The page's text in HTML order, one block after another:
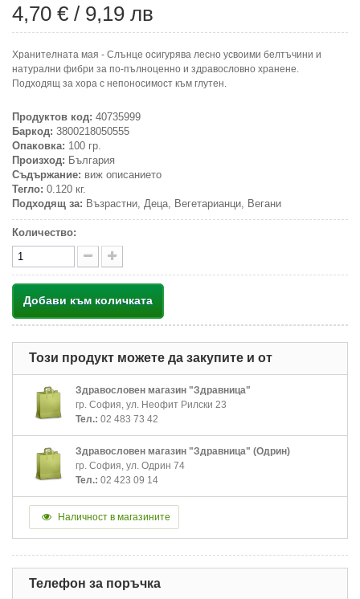
4,70 € / 9,19 лв
Хранителната мая - Слънце осигурява лесно усвоими белтъчини и
натурални фибри за по-пълноценно и здравословно хранене.
Подходящ за хора с непоносимост към глутен.
Продуктов код: 40735999
Баркод: 3800218050555
Опаковка: 100 гр.
Произход: България
Съдържание: виж описанието
Тегло: 0.120 кг.
Подходящ за: Възрастни, Деца, Вегетарианци, Вегани
Количество:
Добави към количката
Този продукт можете да закупите и от
Здравословен магазин "Здравница"
гр. София, ул. Неофит Рилски 23
Тел.: 02 483 73 42
Здравословен магазин "Здравница" (Одрин)
гр. София, ул. Одрин 74
Тел.: 02 423 09 14
Наличност в магазините
Телефон за поръчка